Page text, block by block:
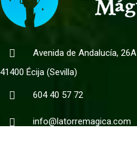
Avenida de Andalucía, 26A
41400 Écija (Sevilla)
604 40 57 72
info@latorremagica.com